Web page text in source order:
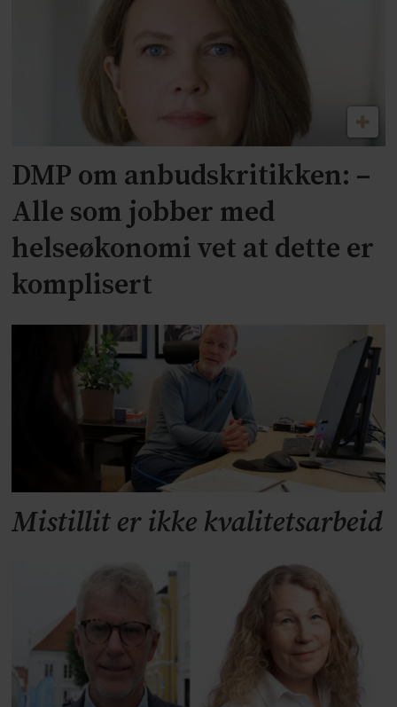
DMP om anbudskritikken: –
Alle som jobber med
helseøkonomi vet at dette er
komplisert
Mistillit er ikke kvalitetsarbeid